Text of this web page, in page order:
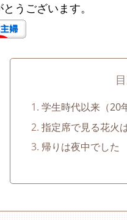
うございます。
学生時代以来（20
指定席で見る花火
帰りは夜中でした